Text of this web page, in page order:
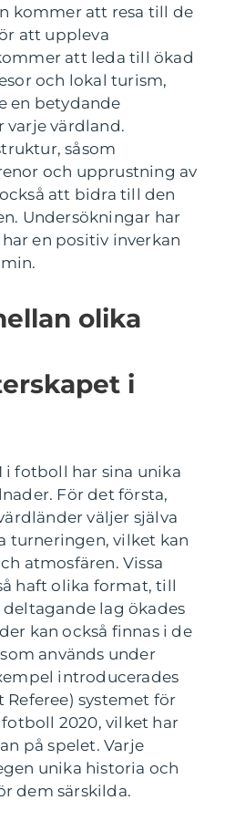
kommer att resa till de
att uppleva
att leda till ökad
och lokal turism,
en betydande
varje värdland.
såsom
och upprustning av
att bidra till den
Undersökningar har
en positiv inverkan
olika
i
i fotboll har sina unika
För det första,
väljer själva
turneringen, vilket kan
atmosfären. Vissa
haft olika format, till
lag ökades
kan också finnas i de
används under
introducerades
Referee) systemet för
2020, vilket har
på spelet. Varje
unika historia och
dem särskilda.